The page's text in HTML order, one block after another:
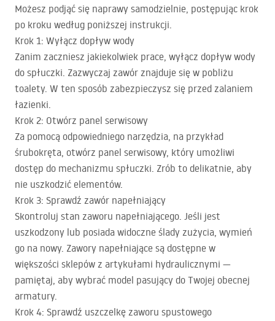
Możesz podjąć się naprawy samodzielnie, postępując krok
po kroku według poniższej instrukcji.
Krok 1: Wyłącz dopływ wody
Zanim zaczniesz jakiekolwiek prace, wyłącz dopływ wody
do spłuczki. Zazwyczaj zawór znajduje się w pobliżu
toalety. W ten sposób zabezpieczysz się przed zalaniem
łazienki.
Krok 2: Otwórz panel serwisowy
Za pomocą odpowiedniego narzędzia, na przykład
śrubokręta, otwórz panel serwisowy, który umożliwi
dostęp do mechanizmu spłuczki. Zrób to delikatnie, aby
nie uszkodzić elementów.
Krok 3: Sprawdź zawór napełniający
Skontroluj stan zaworu napełniającego. Jeśli jest
uszkodzony lub posiada widoczne ślady zużycia, wymień
go na nowy. Zawory napełniające są dostępne w
większości sklepów z artykułami hydraulicznymi —
pamiętaj, aby wybrać model pasujący do Twojej obecnej
armatury.
Krok 4: Sprawdź uszczelkę zaworu spustowego